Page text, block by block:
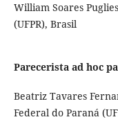
William Soares
(UFPR), Brasil
Parecerista ad hoc
Beatriz Tavares
Federal do Paraná